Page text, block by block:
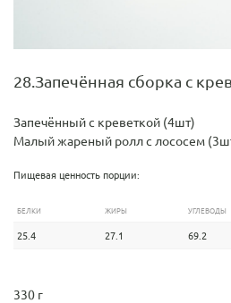
28.Запечённая сборка с
Запечённый с креветкой (4шт)
Малый жареный ролл с лососем
Пищевая ценность порции:
БЕЛКИ ЖИРЫ УГЛЕВОДЫ
25.4 27.1 69.2
330 г